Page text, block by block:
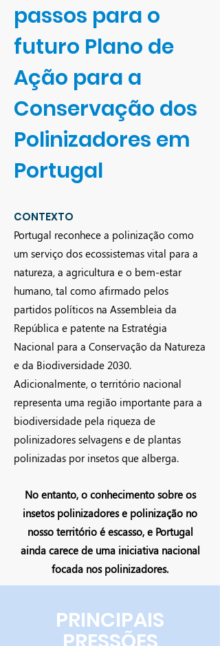
passos para o
futuro Plano de
Ação para a
Conservação dos
Polinizadores em
Portugal
CONTEXTO
Portugal reconhece a polinização como
um serviço dos ecossistemas vital para a
natureza, a agricultura e o bem-estar
humano, tal como afirmado pelos
partidos políticos na Assembleia da
República e patente na Estratégia
Nacional para a Conservação da Natureza
e da Biodiversidade 2030.
Adicionalmente, o território nacional
representa uma região importante para a
biodiversidade pela riqueza de
polinizadores selvagens e de plantas
polinizadas por insetos que alberga.
No entanto, o conhecimento sobre os
insetos polinizadores e polinização no
nosso território é escasso, e Portugal
ainda carece de uma iniciativa nacional
focada nos polinizadores.
PRINCIPAIS